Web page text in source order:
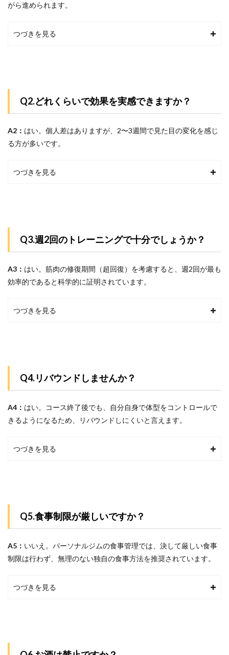
がら進められます。
つづきを見る
Q2.どれくらいで効果を実感できますか？
A2： はい。 個人差はありますが、2〜3週間で見た目の変化を感じ
る方が多いです。
つづきを見る
Q3.週2回のトレーニングで十分でしょうか？
A3： はい。 筋肉の修復期間（超回復）を考慮すると、週2回が最も
効率的であると科学的に証明されています。
つづきを見る
Q4.リバウンドしませんか？
A4： はい。コース終了後でも、自分自身で体型をコントロールで
きるようになるため、リバウンドしにくいと言えます。
つづきを見る
Q5.食事制限が厳しいですか？
A5： いいえ。パーソナルジムの食事管理では、決して厳しい食事
制限は行わず、無理のない独自の食事方法を推奨されています。
つづきを見る